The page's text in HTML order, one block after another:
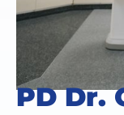
PD Dr.